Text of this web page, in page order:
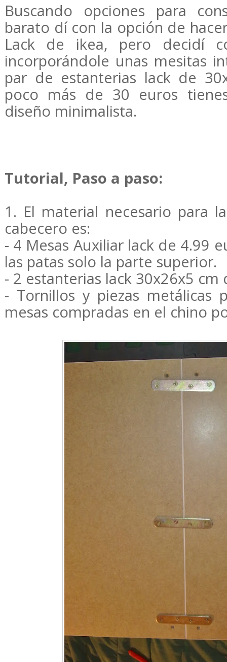
Buscando opciones para
barato dí con la opción de
Lack de ikea, pero decidí
incorporándole unas mesitas
par de estanterias lack de
poco más de 30 euros
diseño minimalista.
Tutorial, Paso a paso:
1. El material necesario para
cabecero es:
- 4 Mesas Auxiliar lack de 4.99
las patas solo la parte superior.
- 2 estanterias lack 30x26x5 cm
- Tornillos y piezas metálicas
mesas compradas en el chino